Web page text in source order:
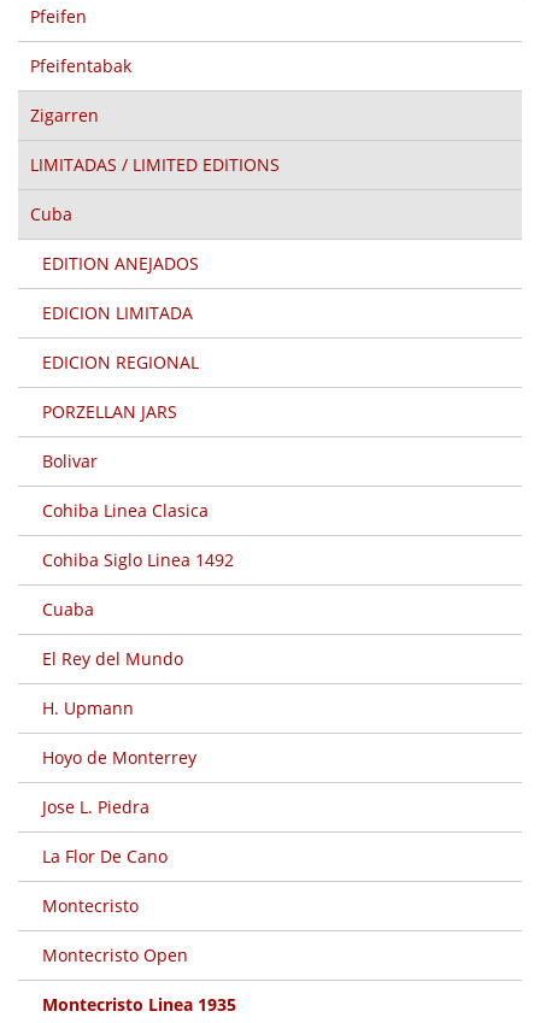
Pfeifen
Pfeifentabak
Zigarren
LIMITADAS / LIMITED EDITIONS
Cuba
EDITION ANEJADOS
EDICION LIMITADA
EDICION REGIONAL
PORZELLAN JARS
Bolivar
Cohiba Linea Clasica
Cohiba Siglo Linea 1492
Cuaba
El Rey del Mundo
H. Upmann
Hoyo de Monterrey
Jose L. Piedra
La Flor De Cano
Montecristo
Montecristo Open
Montecristo Linea 1935